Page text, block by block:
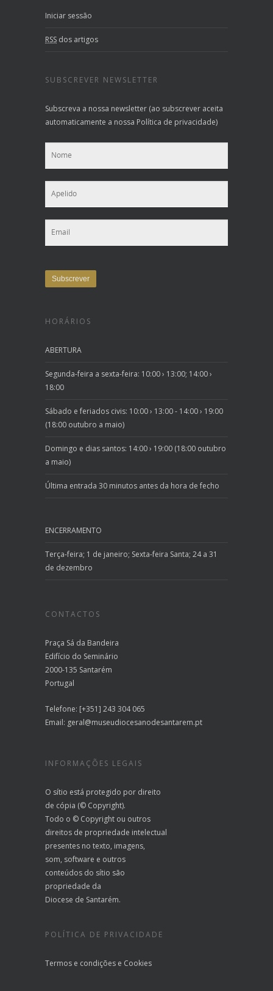
Iniciar sessão
RSS dos artigos
SUBSCREVER NEWSLETTER
Subscreva a nossa newsletter (ao subscrever aceita
automaticamente a nossa Política de privacidade)
HORÁRIOS
ABERTURA
Segunda-feira a sexta-feira: 10:00 › 13:00; 14:00 ›
18:00
Sábado e feriados civis: 10:00 › 13:00 - 14:00 › 19:00
(18:00 outubro a maio)
Domingo e dias santos: 14:00 › 19:00 (18:00 outubro
a maio)
Última entrada 30 minutos antes da hora de fecho
ENCERRAMENTO
Terça-feira; 1 de janeiro; Sexta-feira Santa; 24 a 31
de dezembro
CONTACTOS
Praça Sá da Bandeira
Edifício do Seminário
2000-135 Santarém
Portugal
Telefone: [+351] 243 304 065
Email: geral@museudiocesanodesantarem.pt
INFORMAÇÕES LEGAIS
O sítio está protegido por direito
de cópia (© Copyright).
Todo o © Copyright ou outros
direitos de propriedade intelectual
presentes no texto, imagens,
som, software e outros
conteúdos do sítio são
propriedade da
Diocese de Santarém.
POLÍTICA DE PRIVACIDADE
Termos e condições e Cookies